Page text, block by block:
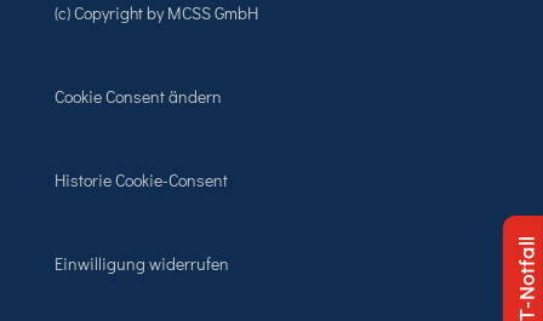
IT-Notfall
(c) Copyright by MCSS GmbH
Cookie Consent ändern
Historie Cookie-Consent
Einwilligung widerrufen